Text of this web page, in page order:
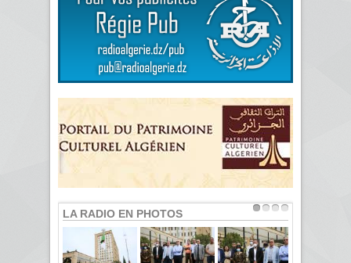
LA RADIO EN PHOTOS